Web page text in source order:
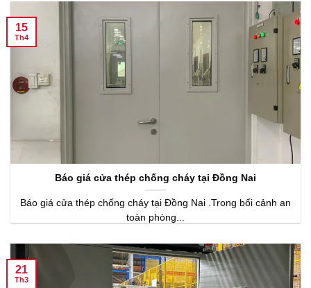
Báo giá cửa thép chống cháy tại Đồng Nai
Báo giá cửa thép chống cháy tại Đồng Nai .Trong bối cảnh an
toàn phòng...
15
Th4
21
Th3